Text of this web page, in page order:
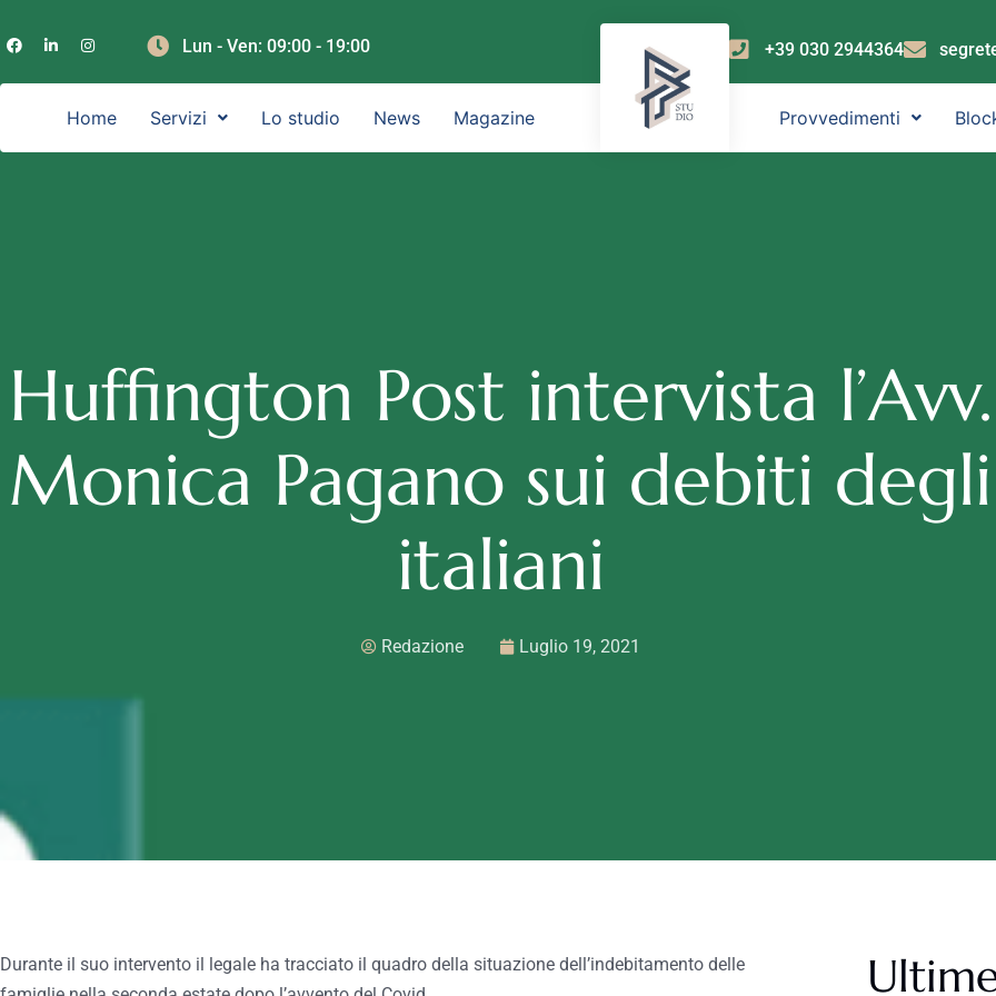
Lun - Ven: 09:00 - 19:00
Home Servizi Lo studio News Magazine
+39 030 2944364
Provvedimenti
Huffington Post intervista l’Avv.
Monica Pagano sui debiti degli
italiani
Redazione Luglio 19, 2021
Durante il suo intervento il legale ha tracciato il quadro della situazione dell’indebitamento delle